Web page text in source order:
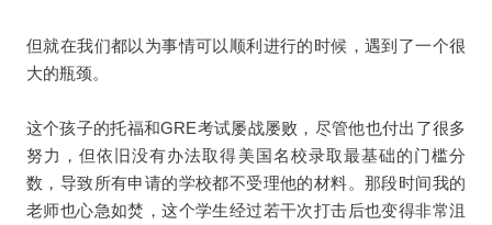
但就在我们都以为事情可以顺利进行的时候，遇到了一个很
大的瓶颈。
这个孩子的托福和GRE考试屡战屡败，尽管他也付出了很多
努力，但依旧没有办法取得美国名校录取最基础的门槛分
数，导致所有申请的学校都不受理他的材料。那段时间我的
老师也心急如焚，这个学生经过若干次打击后也变得非常沮